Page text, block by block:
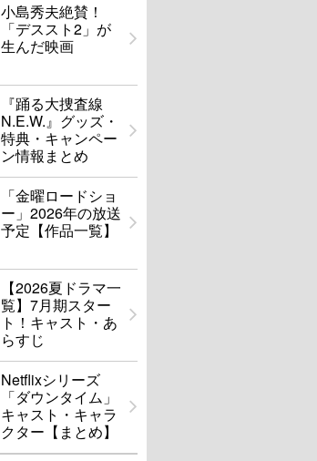
小島秀夫絶賛！
「デススト2」が
生んだ映画
『踊る大捜査線
N.E.W.』グッズ・
特典・キャンペー
ン情報まとめ
「金曜ロードショ
ー」2026年の放送
予定【作品一覧】
【2026夏ドラマ一
覧】7月期スター
ト！キャスト・あ
らすじ
Netflixシリーズ
「ダウンタイム」
キャスト・キャラ
クター【まとめ】